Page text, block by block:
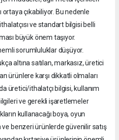
çıkabiliyor. Bu nedenle
ve standart bilgisi belli
büyük önem taşıyor.
sorumluluklar düşüyor.
altına satılan, markasız, üretici
ürünlere karşı dikkatli olmaları
üretici/ithalatçı bilgisi, kullanım
ve gerekli işaretlemeler
kullanacağı boya, oyun
ve benzeri ürünlerde güvenilir satış